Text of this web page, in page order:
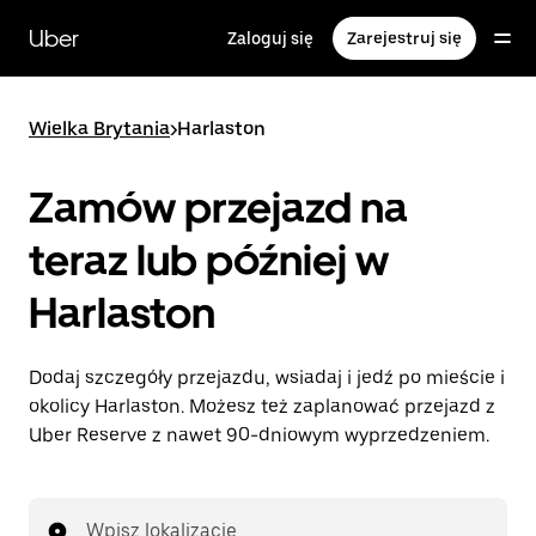
głównej
zawartości
Uber Zaloguj się Zarejestruj się
Wielka Brytania>Harlaston
Zamów przejazd na
teraz lub później w
Harlaston
Dodaj szczegóły przejazdu, wsiadaj i jedź po mieście i
okolicy Harlaston. Możesz też zaplanować przejazd z
Uber Reserve z nawet 90-dniowym wyprzedzeniem.
Wpisz lokalizację